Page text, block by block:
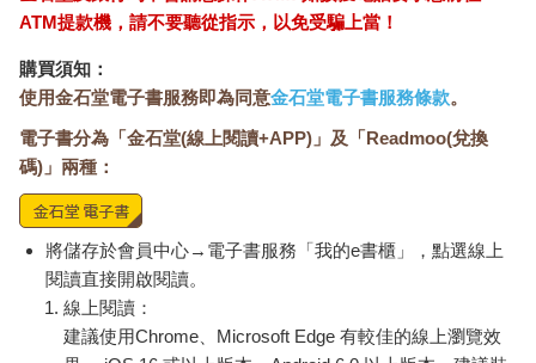
ATM提款機，請不要聽從指示，以免受騙上當！
購買須知：
使用金石堂電子書服務即為同意金石堂電子書服務條款。
電子書分為「金石堂(線上閱讀+APP)」及「Readmoo(兌換
碼)」兩種：
將儲存於會員中心→電子書服務「我的e書櫃」，點選線上
閱讀直接開啟閱讀。
線上閱讀：
建議使用Chrome、Microsoft Edge 有較佳的線上瀏覽效